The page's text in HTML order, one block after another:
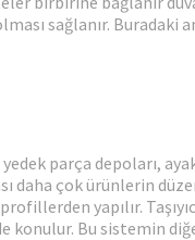
sağlanır.
parça depoları,
daha çok ürünlerin
yapılır.
konulur. Bu sistemin